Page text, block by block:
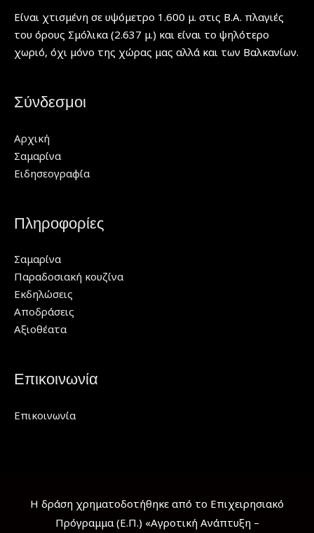
Είναι χτισμένη σε υψόμετρο 1.600 μ. στις Β.Α. πλαγιές
του όρους Σμόλικα (2.637 μ.) και είναι το ψηλότερο
χωριό, όχι μόνο της χώρας μας αλλά και των Βαλκανίων.
Σύνδεσμοι
Αρχική
Σαμαρίνα
Ειδησεογραφία
Πληροφορίες
Σαμαρίνα
Παραδοσιακή κουζίνα
Εκδηλώσεις
Αποδράσεις
Αξιοθέατα
Επικοινωνία
Επικοινωνία
Η δράση χρηματοδοτήθηκε από το Επιχειρησιακό
Πρόγραμμα (Ε.Π.) «Αγροτική Ανάπτυξη –